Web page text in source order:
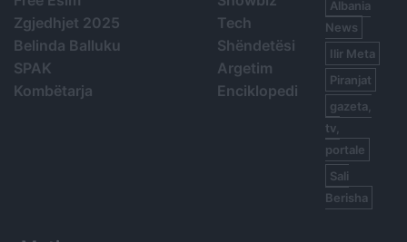
Zgjedhjet 2025
Belinda Balluku
SPAK
Kombëtarja
Tech
Shëndetësi
Argetim
Enciklopedi
Albania
News
Ilir Meta
Piranjat
gazeta,
tv,
portale
Sali
Berisha